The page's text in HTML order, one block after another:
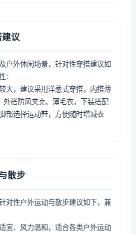
议
户外休闲场景，针对性穿搭建议如
：
大，建议采用洋葱式穿搭，内搭薄
外搭防风夹克、薄毛衣，下装搭配
部选择运动鞋，方便随时增减衣
散步
对性户外运动与散步建议如下，兼
宜、风力温和，适合各类户外运动